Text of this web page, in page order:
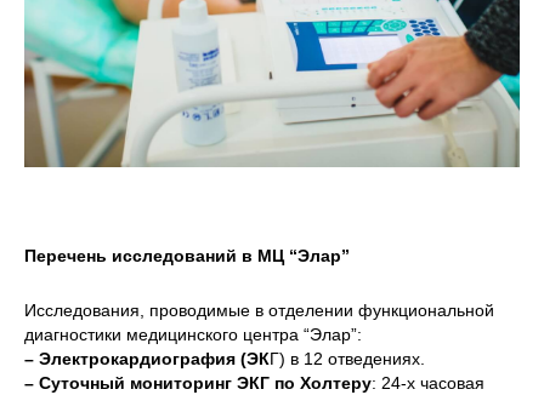
Перечень исследований в МЦ “Элар”
Исследования, проводимые в отделении функциональной
диагностики медицинского центра “Элар”:
– Электрокардиография (ЭКГ) в 12 отведениях.
– Cуточный мониторинг ЭКГ по Холтеру: 24-х часовая